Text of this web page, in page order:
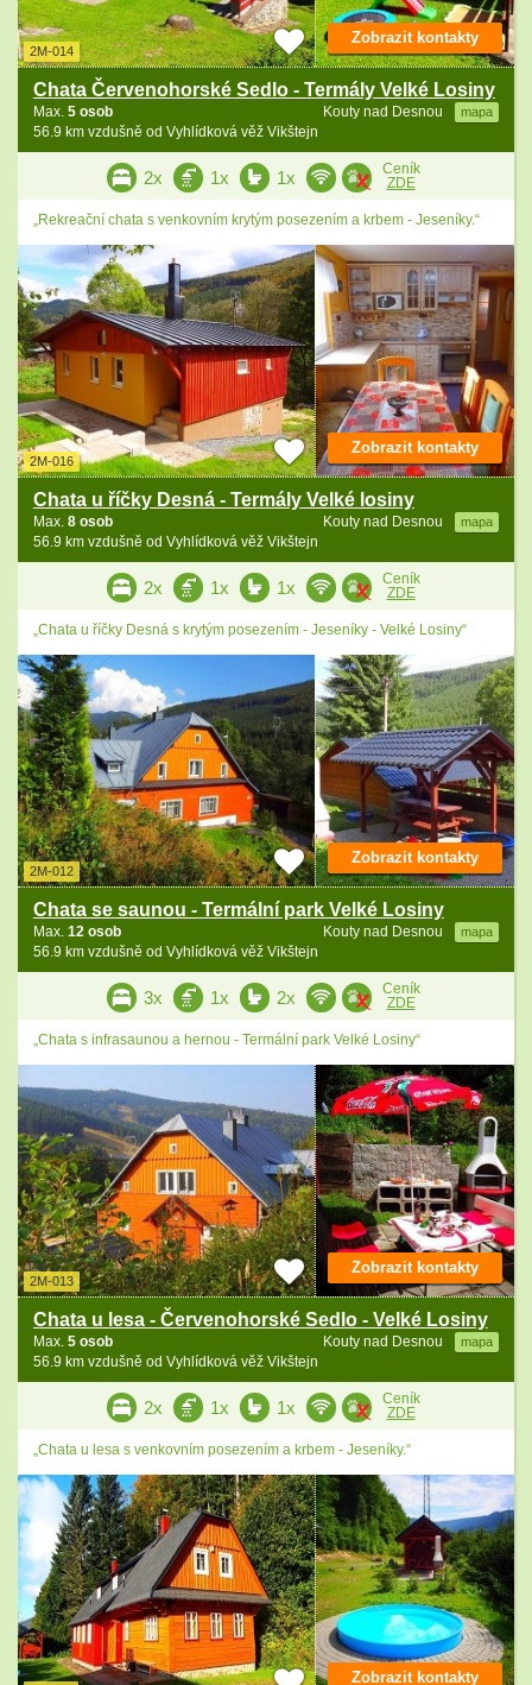
2M-014
Chata Červenohorské Sedlo - Termály Velké Losiny
Kouty nad Desnou mapa
Max. 5 osob
56.9 km vzdušně od Vyhlídková věž Vikštejn
Zobrazit kontakty
2x 1x 1x
Ceník
ZDE
„Rekreační chata s venkovním krytým posezením a krbem - Jeseníky.“
2M-016
Chata u říčky Desná - Termály Velké losiny
Kouty nad Desnou mapa
Max. 8 osob
56.9 km vzdušně od Vyhlídková věž Vikštejn
Zobrazit kontakty
2x 1x 1x
Ceník
ZDE
„Chata u říčky Desná s krytým posezením - Jeseníky - Velké Losiny“
2M-012
Chata se saunou - Termální park Velké Losiny
Kouty nad Desnou mapa
Max. 12 osob
56.9 km vzdušně od Vyhlídková věž Vikštejn
Zobrazit kontakty
3x 1x 2x
Ceník
ZDE
„Chata s infrasaunou a hernou - Termální park Velké Losiny“
2M-013
Chata u lesa - Červenohorské Sedlo - Velké Losiny
Kouty nad Desnou mapa
Max. 5 osob
56.9 km vzdušně od Vyhlídková věž Vikštejn
Zobrazit kontakty
2x 1x 1x
Ceník
ZDE
„Chata u lesa s venkovním posezením a krbem - Jeseníky.“
Zobrazit kontakty